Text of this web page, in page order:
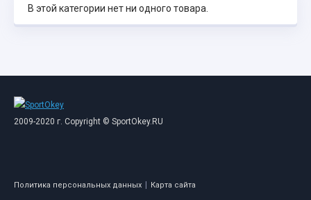
В этой категории нет ни одного товара.
2009-2020 г. Copyright © SportOkey.RU
Политика персональных данных Карта сайта